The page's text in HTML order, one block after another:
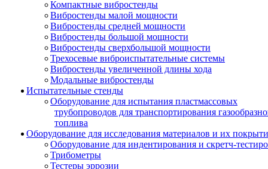
Компактные вибростенды
Вибростенды малой мощности
Вибростенды средней мощности
Вибростенды большой мощности
Вибростенды сверхбольшой мощности
Трехосевые виброиспытательные системы
Вибростенды увеличенной длины хода
Модальные вибростенды
Испытательные стенды
Оборудование для испытания пластмассовых
трубопроводов для транспортирования
топлива
Оборудование для исследования материалов и их
Оборудование для индентирования и скретч-
Трибометры
Тестеры эррозии